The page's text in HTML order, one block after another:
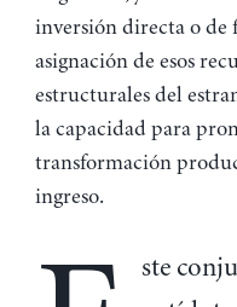
inversión directa o de
asignación de esos
estructurales del
la capacidad para
transformación
ingreso.
ste